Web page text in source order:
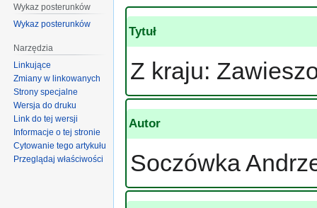
Tytuł
Z kraju:
Autor
Soczówka
Wykaz posterunków
Wykaz posterunków
Narzędzia
Linkujące
Zmiany w linkowanych
Strony specjalne
Wersja do druku
Link do tej wersji
Informacje o tej stronie
Cytowanie tego artykułu
Przeglądaj właściwości